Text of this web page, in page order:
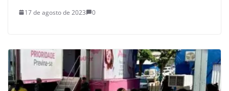
17 de agosto de 2023 0